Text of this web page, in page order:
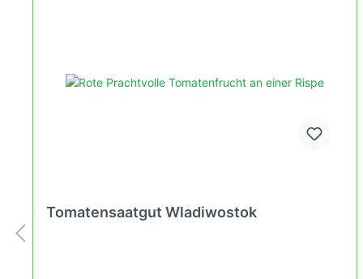
Tomatensaatgut Wladiwostok